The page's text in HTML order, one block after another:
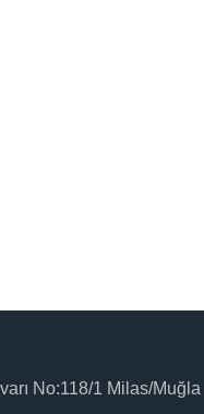
No:118/1 Milas/Muğla